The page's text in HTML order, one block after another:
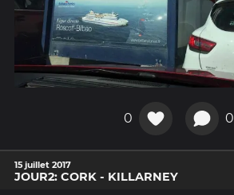
0 0
15 juillet 2017
JOUR2: CORK - KILLARNEY